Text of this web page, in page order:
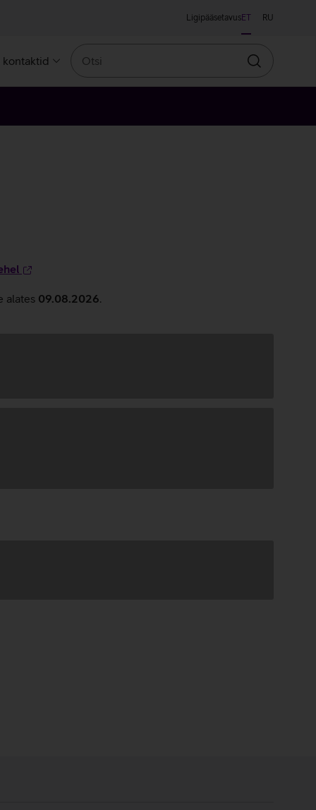
LigipääsetavusET RU
kontaktid
Otsin
alates 09.08.2026